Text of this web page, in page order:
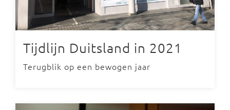
Tijdlijn Duitsland in 2021
Terugblik op een bewogen jaar